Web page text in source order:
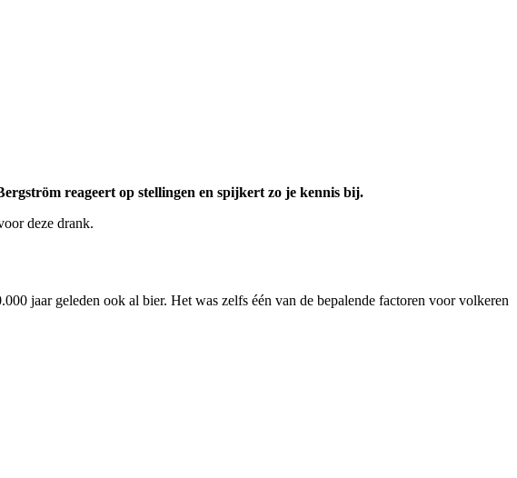
reageert op stellingen en spijkert zo je kennis bij.
deze drank.
jaar geleden ook al bier. Het was zelfs één van de bepalende factoren voor volkeren